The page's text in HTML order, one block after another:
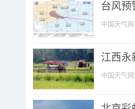
台风预
中国天气网
江西永
中国天气网